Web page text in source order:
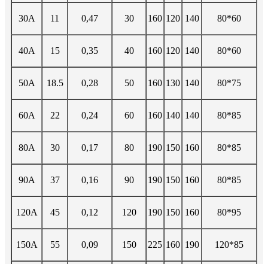
30A 11 0,47 30 160 120 140 80*60
40A 15 0,35 40 160 120 140 80*60
50A 18.5 0,28 50 160 130 140 80*75
60A 22 0,24 60 160 140 140 80*85
80A 30 0,17 80 190 150 160 80*85
90A 37 0,16 90 190 150 160 80*85
120A 45 0,12 120 190 150 160 80*95
150A 55 0,09 150 225 160 190 120*85